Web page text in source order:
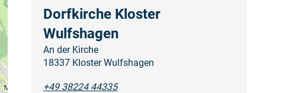
Dorfkirche Kloster
Wulfshagen
An der Kirche
18337 Kloster Wulfshagen
+49 38224 44335